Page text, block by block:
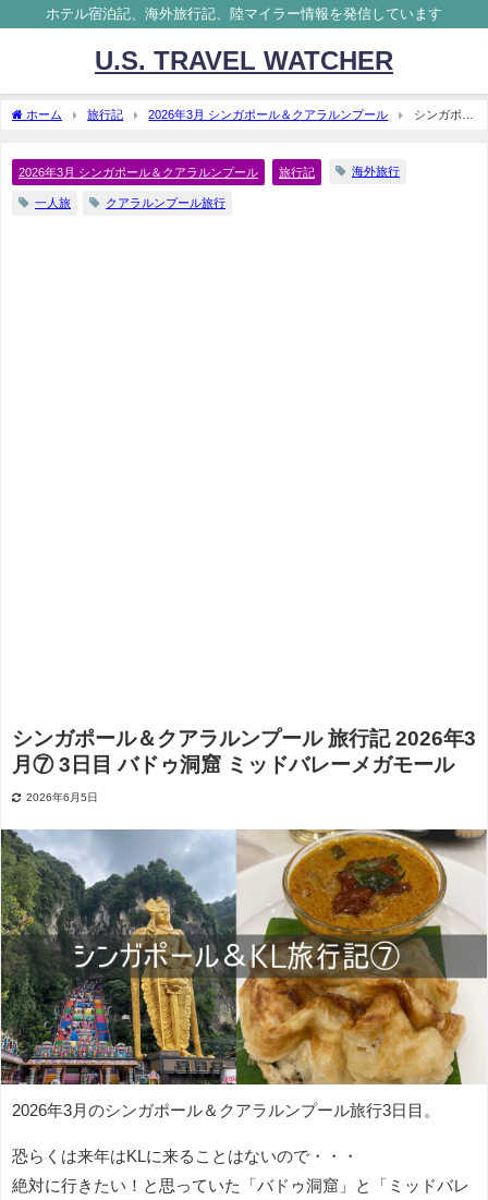
ホテル宿泊記、海外旅行記、陸マイラー情報を発信しています
U.S. TRAVEL WATCHER
ホーム 旅行記 2026年3月 シンガポール＆クアラルンプール
シンガポー
2026年3月 シンガポール＆クアラルンプール 旅行記 海外旅行
一人旅 クアラルンプール旅行
シンガポール＆クアラルンプール 旅行記 2026年3
月⑦ 3日目 バドゥ洞窟 ミッドバレーメガモール
2026年6月5日
2026年3月のシンガポール＆クアラルンプール旅行3日目。
恐らくは来年はKLに来ることはないので・・・
絶対に行きたい！と思っていた「バドゥ洞窟」と「ミッドバレ